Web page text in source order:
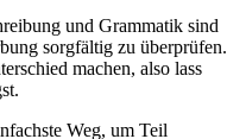
und Grammatik sind
sorgfältig zu überprüfen.
machen, also lass
Weg, um Teil